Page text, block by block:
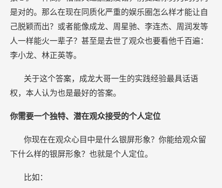
是对的。那么在现在同质化严重的娱乐圈怎么样才能让自
己脱颖而出？或者能像成龙、周星驰、李连杰、周润发等
人一样能火一辈子？甚至是去世了观众也要看他千百遍：
李小龙、林正英等。
关于这个答案，成龙大哥一生的实践经验最具话语
权，本人认为也是最好的答案。
你需要一个独特、潜在观众接受的个人定位
你现在在观众心目中是什么银屏形象？你能给观众留
下什么样的银屏形象？也就是个人定位。
比如：